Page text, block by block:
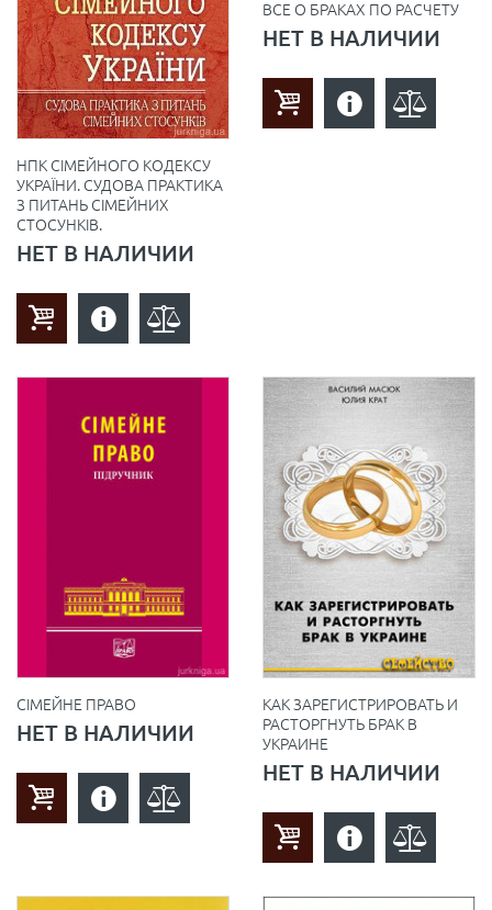
НПК СІМЕЙНОГО КОДЕКСУ
УКРАЇНИ. СУДОВА ПРАКТИКА
З ПИТАНЬ СІМЕЙНИХ
СТОСУНКІВ.
НЕТ В НАЛИЧИИ
ВСЕ О БРАКАХ ПО РАСЧЕТУ
НЕТ В НАЛИЧИИ
СІМЕЙНЕ ПРАВО
НЕТ В НАЛИЧИИ
КАК ЗАРЕГИСТРИРОВАТЬ И
РАСТОРГНУТЬ БРАК В
УКРАИНЕ
НЕТ В НАЛИЧИИ